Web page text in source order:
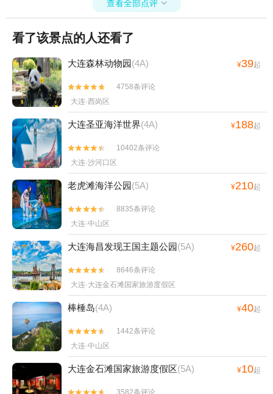
查看全部点评 
看了该景点的人还看了
大连森林动物园(4A) ¥39起


4758条评论
大连·西岗区
大连圣亚海洋世界(4A) ¥188起


10402条评论
大连·沙河口区
老虎滩海洋公园(5A) ¥210起


8835条评论
大连·中山区
大连海昌发现王国主题公园(5A) ¥260起


8646条评论
大连·大连金石滩国家旅游度假区
棒棰岛(4A) ¥40起


1442条评论
大连·中山区
大连金石滩国家旅游度假区(5A) ¥10起

 3582条评论